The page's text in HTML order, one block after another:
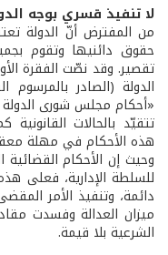
لا تنفيذ قسري بوجه
من المفترض أنّ الدولة
حقوق دائنيها وتقوم
«أحكام مجلس شورى الدولة
تتقيّد بالحالات
هذه الأحكام في مهلة
وحيث إن الأحكام القضائية
للسلطة الإدارية، فعلى
دائمة، وتنفيذ الأمر
ميزان العدالة وفسدت
الشرعية بلا قيمة.